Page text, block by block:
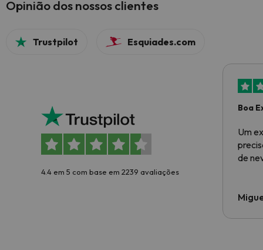
Opinião dos nossos clientes
Trustpilot Esquiades.com
4.4 em 5 com base em 2239 avaliações
Boa
Um
de